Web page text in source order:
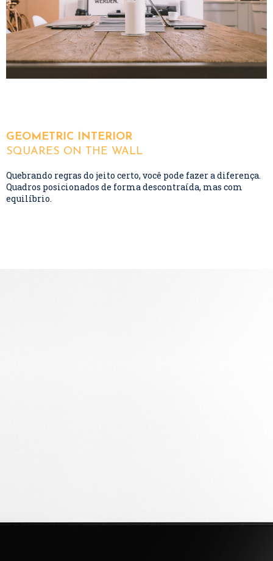
GEOMETRIC INTERIOR
SQUARES ON THE WALL
Quebrando regras do jeito certo, você pode fazer a diferença.
Quadros posicionados de forma descontraída, mas com
equilíbrio.